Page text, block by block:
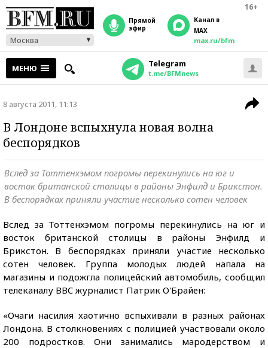
16+
Москва
прямой
эфир
Канал в
MAX
max.ru/bfm
МЕНЮ Telegram
t.me/BFMnews
8 августа 2011, 11:13
В Лондоне вспыхнула новая волна
беспорядков
Вслед за Тоттенхэмом погромы перекинулись на юг и
восток британской столицы в районы Энфилд и Брикстон.
В беспорядках приняли участие несколько сотен человек
Вслед за Тоттенхэмом погромы перекинулись на юг и
восток британской столицы в районы Энфилд и
Брикстон. В беспорядках приняли участие несколько
сотен человек. Группа молодых людей напала на
магазины и подожгла полицейский автомобиль, сообщил
телеканалу BBC журналист Патрик О'Брайен:
«Очаги насилия хаотично вспыхивали в разных районах
Лондона. В столкновениях с полицией участвовали около
200 подростков. Они занимались мародерством и